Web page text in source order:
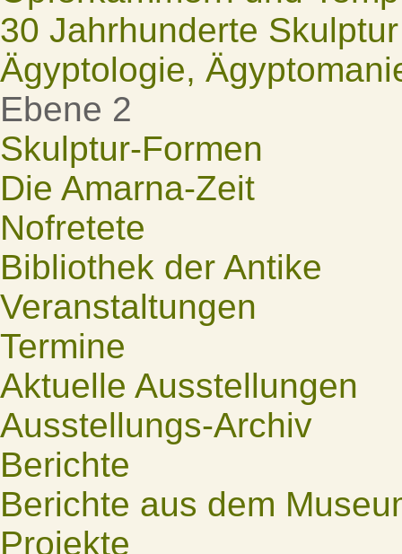
30 Jahrhunderte Skulptur
Ägyptologie,
Ebene 2
Skulptur-Formen
Die Amarna-Zeit
Nofretete
Bibliothek der Antike
Veranstaltungen
Termine
Aktuelle Ausstellungen
Ausstellungs-Archiv
Berichte
Berichte aus dem
Projekte